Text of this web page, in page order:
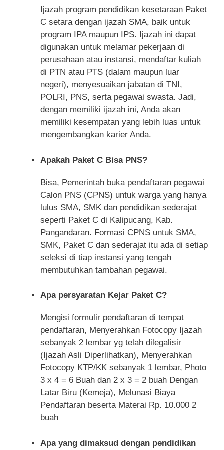
Ijazah program pendidikan kesetaraan Paket
C setara dengan ijazah SMA, baik untuk
program IPA maupun IPS. Ijazah ini dapat
digunakan untuk melamar pekerjaan di
perusahaan atau instansi, mendaftar kuliah
di PTN atau PTS (dalam maupun luar
negeri), menyesuaikan jabatan di TNI,
POLRI, PNS, serta pegawai swasta. Jadi,
dengan memiliki ijazah ini, Anda akan
memiliki kesempatan yang lebih luas untuk
mengembangkan karier Anda.
Apakah Paket C Bisa PNS?
Bisa, Pemerintah buka pendaftaran pegawai
Calon PNS (CPNS) untuk warga yang hanya
lulus SMA, SMK dan pendidikan sederajat
seperti Paket C di Kalipucang, Kab.
Pangandaran. Formasi CPNS untuk SMA,
SMK, Paket C dan sederajat itu ada di setiap
seleksi di tiap instansi yang tengah
membutuhkan tambahan pegawai.
Apa persyaratan Kejar Paket C?
Mengisi formulir pendaftaran di tempat
pendaftaran, Menyerahkan Fotocopy Ijazah
sebanyak 2 lembar yg telah dilegalisir
(Ijazah Asli Diperlihatkan), Menyerahkan
Fotocopy KTP/KK sebanyak 1 lembar, Photo
3 x 4 = 6 Buah dan 2 x 3 = 2 buah Dengan
Latar Biru (Kemeja), Melunasi Biaya
Pendaftaran beserta Materai Rp. 10.000 2
buah
Apa yang dimaksud dengan pendidikan